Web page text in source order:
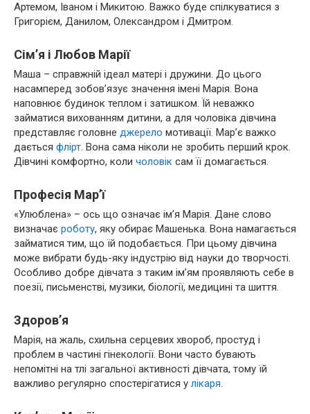
Артемом, Іваном і Микитою. Важко буде спілкуватися з
Григорієм, Данилом, Олександром і Дмитром.
Сім’я і Любов Марії
Маша – справжній ідеал матері і дружини. До цього
насамперед зобов’язує значення імені Марія. Вона
наповнює будинок теплом і затишком. Їй неважко
займатися вихованням дитини, а для чоловіка дівчина
представляє головне джерело мотивації. Мар’є важко
дається флірт. Вона сама ніколи не зробить перший крок.
Дівчині комфортно, коли чоловік сам її домагається.
Професія Мар’ї
«Улюблена» – ось що означає ім’я Марія. Дане слово
визначає роботу, яку обирає Машенька. Вона намагається
займатися тим, що їй подобається. При цьому дівчина
може вибрати будь-яку індустрію від науки до творчості.
Особливо добре дівчата з таким ім’ям проявляють себе в
поезії, письменстві, музики, біології, медицині та шиття.
Здоров’я
Марія, на жаль, схильна серцевих хвороб, простуд і
проблем в частині гінекології. Вони часто бувають
непомітні на тлі загальної активності дівчата, тому їй
важливо регулярно спостерігатися у лікаря.